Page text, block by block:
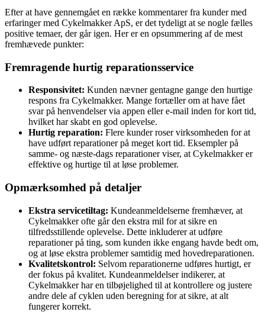
Efter at have gennemgået en række kommentarer fra kunder med
erfaringer med Cykelmakker ApS, er det tydeligt at se nogle fælles
positive temaer, der går igen. Her er en opsummering af de mest
fremhævede punkter:
Fremragende hurtig reparationsservice
Responsivitet: Kunden nævner gentagne gange den hurtige
respons fra Cykelmakker. Mange fortæller om at have fået
svar på henvendelser via appen eller e-mail inden for kort tid,
hvilket har skabt en god oplevelse.
Hurtig reparation: Flere kunder roser virksomheden for at
have udført reparationer på meget kort tid. Eksempler på
samme- og næste-dags reparationer viser, at Cykelmakker er
effektive og hurtige til at løse problemer.
Opmærksomhed på detaljer
Ekstra servicetiltag: Kundeanmeldelserne fremhæver, at
Cykelmakker ofte går den ekstra mil for at sikre en
tilfredsstillende oplevelse. Dette inkluderer at udføre
reparationer på ting, som kunden ikke engang havde bedt om,
og at løse ekstra problemer samtidig med hovedreparationen.
Kvalitetskontrol: Selvom reparationerne udføres hurtigt, er
der fokus på kvalitet. Kundeanmeldelser indikerer, at
Cykelmakker har en tilbøjelighed til at kontrollere og justere
andre dele af cyklen uden beregning for at sikre, at alt
fungerer korrekt.